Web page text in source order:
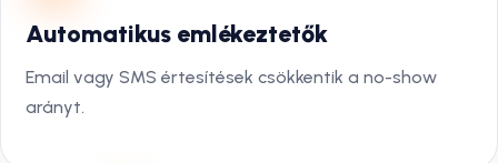
Automatikus emlékeztetők
Email vagy SMS értesítések csökkentik a no-show
arányt.